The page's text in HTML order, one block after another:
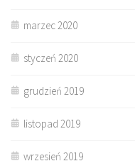
marzec 2020
styczeń 2020
grudzień 2019
listopad 2019
wrzesień 2019